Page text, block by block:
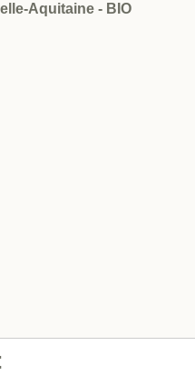
Aquitaine - BIO